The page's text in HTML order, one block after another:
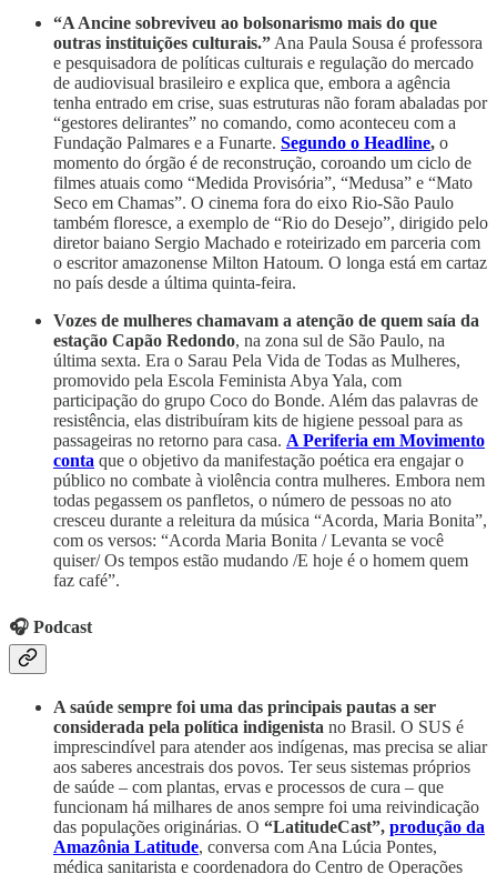
“A Ancine sobreviveu ao bolsonarismo mais do que
outras instituições culturais.” Ana Paula Sousa é professora
e pesquisadora de políticas culturais e regulação do mercado
de audiovisual brasileiro e explica que, embora a agência
tenha entrado em crise, suas estruturas não foram abaladas por
“gestores delirantes” no comando, como aconteceu com a
Fundação Palmares e a Funarte. Segundo o Headline, o
momento do órgão é de reconstrução, coroando um ciclo de
filmes atuais como “Medida Provisória”, “Medusa” e “Mato
Seco em Chamas”. O cinema fora do eixo Rio-São Paulo
também floresce, a exemplo de “Rio do Desejo”, dirigido pelo
diretor baiano Sergio Machado e roteirizado em parceria com
o escritor amazonense Milton Hatoum. O longa está em cartaz
no país desde a última quinta-feira.
Vozes de mulheres chamavam a atenção de quem saía da
estação Capão Redondo, na zona sul de São Paulo, na
última sexta. Era o Sarau Pela Vida de Todas as Mulheres,
promovido pela Escola Feminista Abya Yala, com
participação do grupo Coco do Bonde. Além das palavras de
resistência, elas distribuíram kits de higiene pessoal para as
passageiras no retorno para casa. A Periferia em Movimento
conta que o objetivo da manifestação poética era engajar o
público no combate à violência contra mulheres. Embora nem
todas pegassem os panfletos, o número de pessoas no ato
cresceu durante a releitura da música “Acorda, Maria Bonita”,
com os versos: “Acorda Maria Bonita / Levanta se você
quiser/ Os tempos estão mudando /E hoje é o homem quem
faz café”.
🎧 Podcast
A saúde sempre foi uma das principais pautas a ser
considerada pela política indigenista no Brasil. O SUS é
imprescindível para atender aos indígenas, mas precisa se aliar
aos saberes ancestrais dos povos. Ter seus sistemas próprios
de saúde – com plantas, ervas e processos de cura – que
funcionam há milhares de anos sempre foi uma reivindicação
das populações originárias. O “LatitudeCast”, produção da
Amazônia Latitude, conversa com Ana Lúcia Pontes,
médica sanitarista e coordenadora do Centro de Operações